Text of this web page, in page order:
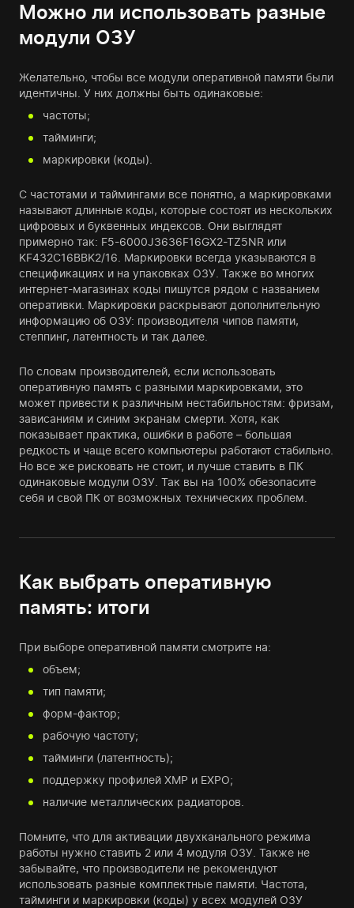
Можно ли использовать разные
модули ОЗУ
Желательно, чтобы все модули оперативной памяти были
идентичны. У них должны быть одинаковые:
частоты;
тайминги;
маркировки (коды).
С частотами и таймингами все понятно, а маркировками
называют длинные коды, которые состоят из нескольких
цифровых и буквенных индексов. Они выглядят
примерно так: F5-6000J3636F16GX2-TZ5NR или
KF432C16BBK2/16. Маркировки всегда указываются в
спецификациях и на упаковках ОЗУ. Также во многих
интернет-магазинах коды пишутся рядом с названием
оперативки. Маркировки раскрывают дополнительную
информацию об ОЗУ: производителя чипов памяти,
степпинг, латентность и так далее.
По словам производителей, если использовать
оперативную память с разными маркировками, это
может привести к различным нестабильностям: фризам,
зависаниям и синим экранам смерти. Хотя, как
показывает практика, ошибки в работе – большая
редкость и чаще всего компьютеры работают стабильно.
Но все же рисковать не стоит, и лучше ставить в ПК
одинаковые модули ОЗУ. Так вы на 100% обезопасите
себя и свой ПК от возможных технических проблем.
Как выбрать оперативную
память: итоги
При выборе оперативной памяти смотрите на:
объем;
тип памяти;
форм-фактор;
рабочую частоту;
тайминги (латентность);
поддержку профилей XMP и EXPO;
наличие металлических радиаторов.
Помните, что для активации двухканального режима
работы нужно ставить 2 или 4 модуля ОЗУ. Также не
забывайте, что производители не рекомендуют
использовать разные комплектные памяти. Частота,
тайминги и маркировки (коды) у всех модулей ОЗУ